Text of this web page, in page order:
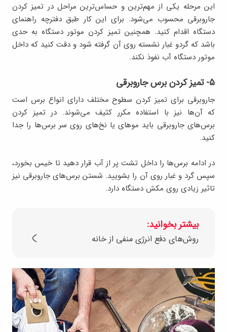
این مرحله یکی از مهم‌ترین و حساس‌ترین مراحل در تمیز کردن
جاروبرقی محسوب می‌شود. برای این کار طبق دفترچه راهنمای
دستگاه اقدام کنید. همچنین تمیز کردن موتور دستگاه به حدی
باشد که گردو غبار نشسته روی آن گرفته شود و دقت کنید که داخل
موتور دستگاه آب نفوذ نکند.
۵- تمیز کردن برس جاروبرقی
جاروبرقی برای تمیز کردن سطوح مختلف دارای انواع برس است
که آن‌ها نیز با استفاده مکرر کثیف می‌شوند. در تمیز کردن
برس‌های جاروبرقی باید موهای یا نخ‌های روی سر برس‌ها را جدا
کنید.
در ادامه برس‌ها را داخل تشت پر از آب قرار دهید تا خیس بخورد،
سپس گرد و غبار روی آن را بشویید. شستن برس‌های جاروبرقی نیز
تاثیر زیادی روی مکش دستگاه دارد.
بیشتر بخوانید:
روش‌های دفع انرژی منفی از خانه